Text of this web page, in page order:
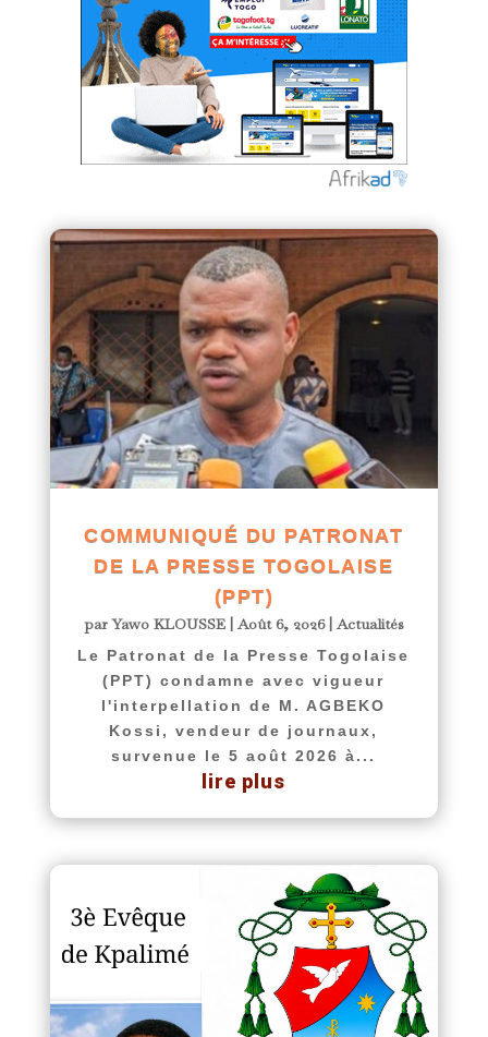
COMMUNIQUÉ DU PATRONAT
DE LA PRESSE TOGOLAISE
(PPT)
parYawo KLOUSSE|Août 6, 2026|Actualités
Le Patronat de la Presse Togolaise
(PPT) condamne avec vigueur
l'interpellation de M. AGBEKO
Kossi, vendeur de journaux,
survenue le 5 août 2026 à...
lire plus